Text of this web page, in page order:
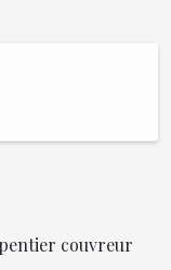
couvreur